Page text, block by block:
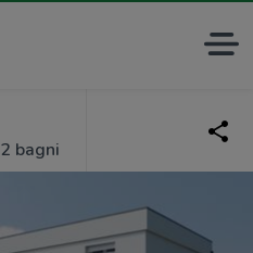
2 bagni